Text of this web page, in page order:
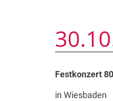
Festkonzert
in Wiesbaden